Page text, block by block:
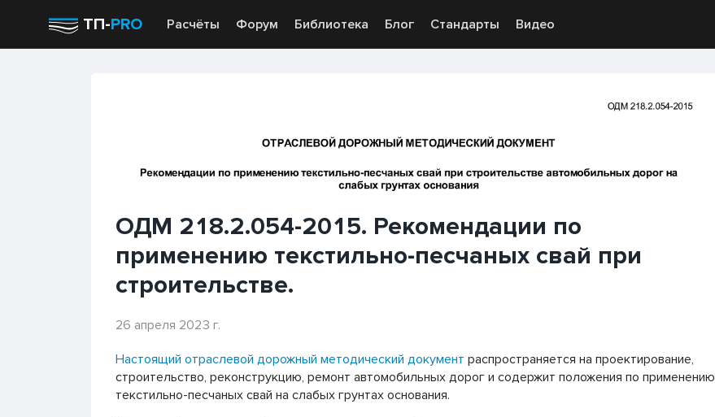
ТП-PRO Расчёты Форум Библиотека Блог Стандарты Видео
ОДМ 218.2.054-2015. Рекомендации по
применению текстильно-песчаных свай при
строительстве.
26 апреля 2023 г.
Настоящий отраслевой дорожный методический документ распространяется на проектирование,
строительство, реконструкцию, ремонт автомобильных дорог и содержит положения по применению
текстильно-песчаных свай на слабых грунтах основания.